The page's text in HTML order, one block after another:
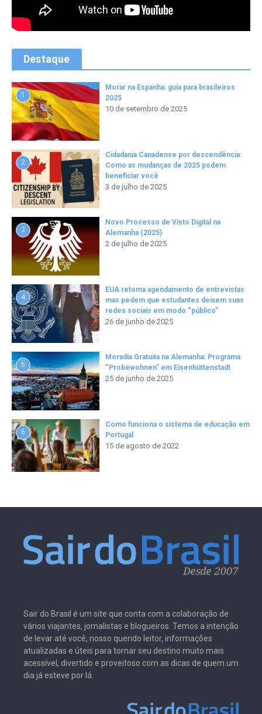
Destaque
1
Morar na Espanha: guia para brasileiros
2025
10 de setembro de 2025
2
Cidadania Canadense por descendência:
Como as mudanças de 2025 podem
beneficiar você
3 de julho de 2025
3
Novo Processo de Visto Digital na
Alemanha (2025)
2 de julho de 2025
4
EUA retoma agendamento de entrevistas
mas pedem que estudantes deixem suas
redes sociais em modo “público”
26 de junho de 2025
5
Moradia Gratuita na Alemanha: Programa
“Probewohnen” em Eisenhüttenstadt
25 de junho de 2025
6
Como funciona o sistema de educação em
Portugal
15 de agosto de 2022
Sair do Brasil é um site que conta com a colaboração de
vários viajantes, jornalistas e blogueiros. Temos a intenção
de levar até você, nosso querido leitor, informações
atualizadas e úteis para tornar seu destino muito mais
acessível, divertido e proveitoso com as dicas de quem um
dia já esteve por lá.